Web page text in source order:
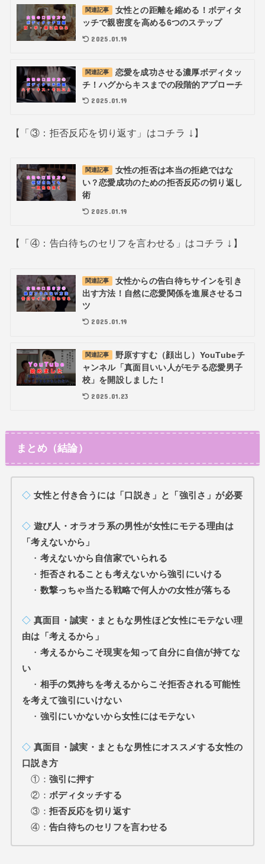
関連記事
女性との距離を縮める！ボディタ
ッチで親密度を高める6つのステップ
2025.01.19
関連記事
恋愛を成功させる濃厚ボディタッ
チ！ハグからキスまでの段階的アプローチ
2025.01.19
【「③：拒否反応を切り返す」はコチラ ↓ 】
関連記事
女性の拒否は本当の拒絶ではな
い？恋愛成功のための拒否反応の切り返し
術
2025.01.19
【「④：告白待ちのセリフを言わせる」はコチラ ↓ 】
関連記事
女性からの告白待ちサインを引き
出す方法！自然に恋愛関係を進展させるコ
ツ
2025.01.19
関連記事
野原すすむ（顔出し）YouTubeチ
ャンネル「真面目いい人がモテる恋愛男子
校」を開設しました！
2025.01.23
まとめ（結論）
◇ 女性と付き合うには「口説き」と「強引さ」が必要
◇ 遊び人・オラオラ系の男性が女性にモテる理由は
「考えないから」
・ 考えないから自信家でいられる
・ 拒否されることも考えないから強引にいける
・ 数撃っちゃ当たる戦略で何人かの女性が落ちる
◇ 真面目・誠実・まともな男性ほど女性にモテない理
由は「考えるから」
・ 考えるからこそ現実を知って自分に自信が持てな
い
・ 相手の気持ちを考えるからこそ拒否される可能性
を考えて強引にいけない
・ 強引にいかないから女性にはモテない
◇ 真面目・誠実・まともな男性にオススメする女性の
口説き方
①： 強引に押す
②： ボディタッチする
③： 拒否反応を切り返す
④： 告白待ちのセリフを言わせる